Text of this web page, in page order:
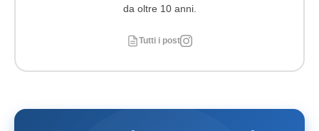
da oltre 10 anni.
Tutti i post